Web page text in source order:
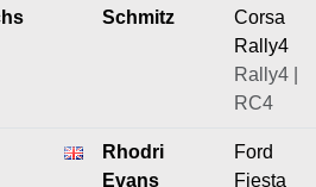
Schmitz
Corsa
Rally4
Rally4 |
RC4
Rhodri
Evans
Ford
Fiesta